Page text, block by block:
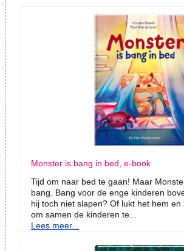
Monster is bang in bed, e-book
Tijd om naar bed te gaan! Maar
bang. Bang voor de enge kinderen
hij toch niet slapen? Of lukt het hem
om samen de kinderen te...
Lees meer...